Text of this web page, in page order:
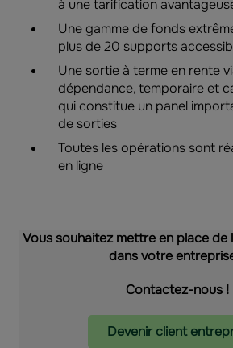
à une tarification
Une gamme de fonds
plus de 20 supports
Une sortie à terme en rente
dépendance, temporaire et
qui constitue un panel
de sorties
Toutes les opérations sont
en ligne
Vous souhaitez mettre en place de
dans votre
Contactez-nous !
Devenir client